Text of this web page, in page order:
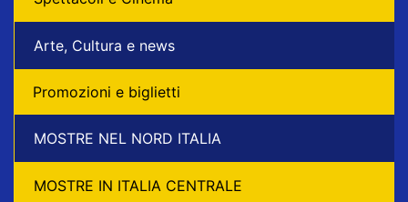
Arte, Cultura e news
Promozioni e biglietti
MOSTRE NEL NORD ITALIA
MOSTRE IN ITALIA CENTRALE